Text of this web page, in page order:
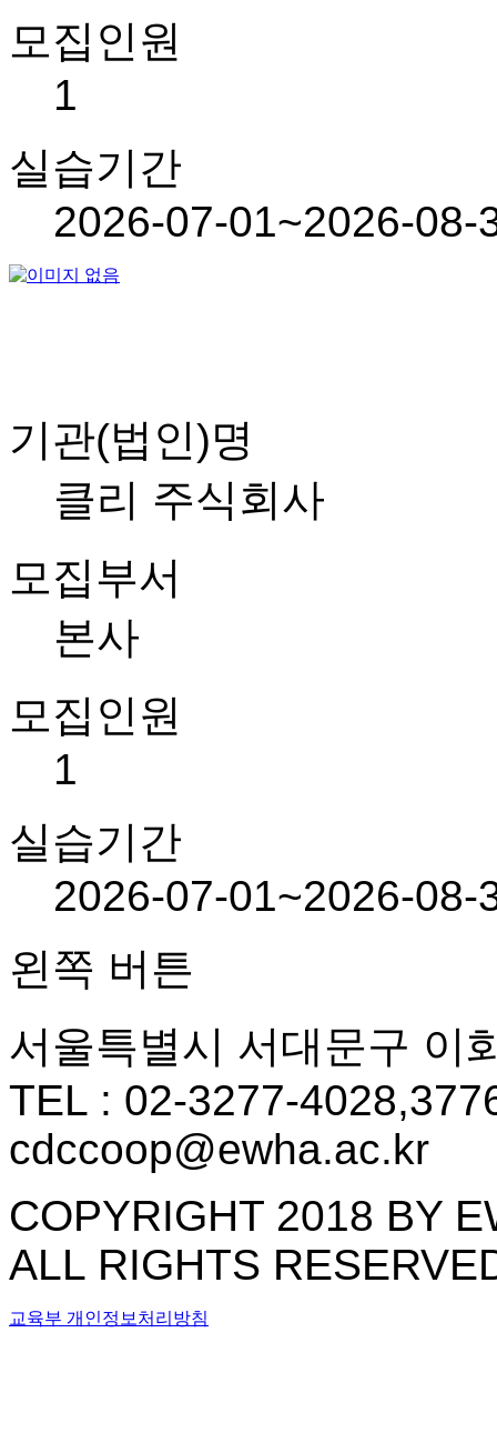
모집인원
1
실습기간
2026-07-01~2026-08-
기관(법인)명
클리 주식회사
모집부서
본사
모집인원
1
실습기간
2026-07-01~2026-08-
왼쪽 버튼
서울특별시 서대문구 이
TEL : 02-3277-
cdccoop@ewha.ac.kr
COPYRIGHT 2018 BY
ALL RIGHTS
교육부 개인정보처리방침